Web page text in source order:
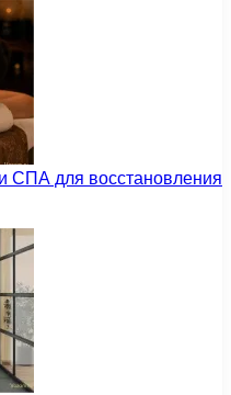
СПА для восстановления